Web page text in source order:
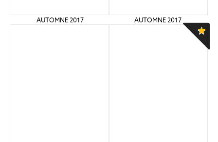
AUTOMNE 2017 AUTOMNE 2017